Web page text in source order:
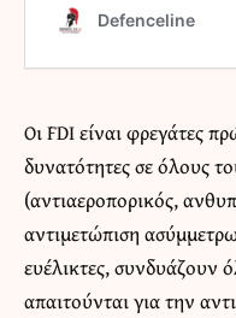
Οι FDI είναι φρεγάτες
δυνατότητες σε όλους
(αντιαεροπορικός,
αντιμετώπιση
ευέλικτες, συνδυάζουν
απαιτούνται για την